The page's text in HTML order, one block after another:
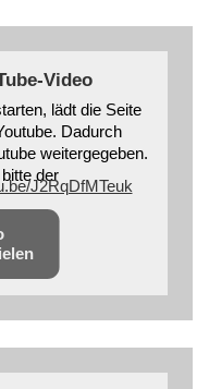
Video
lädt die Seite
Dadurch
weitergegeben.
der
J2RqDfMTeuk